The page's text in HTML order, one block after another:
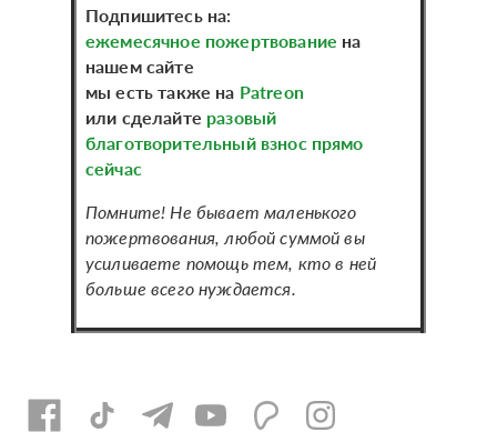
Подпишитесь на:
ежемесячное пожертвование на
нашем сайте
мы есть также на Patreon
или сделайте разовый
благотворительный взнос прямо
сейчас
Помните! Не бывает маленького
пожертвования, любой суммой вы
усиливаете помощь тем, кто в ней
больше всего нуждается.